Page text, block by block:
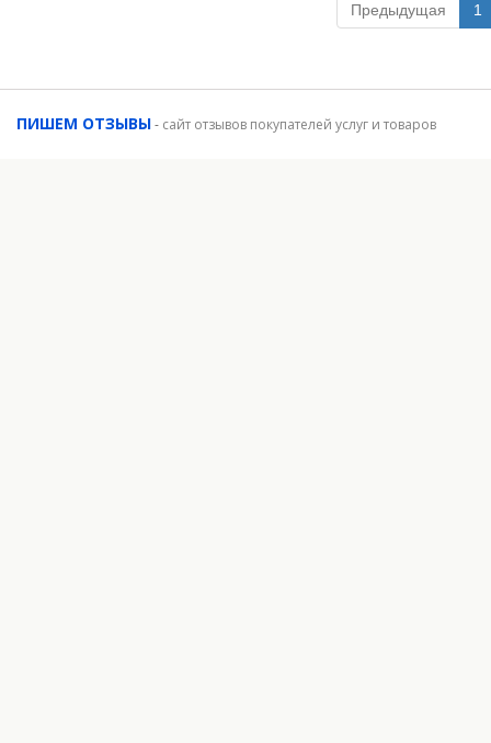
Предыдущая 1
ПИШЕМ ОТЗЫВЫ- сайт отзывов покупателей услуг и товаров